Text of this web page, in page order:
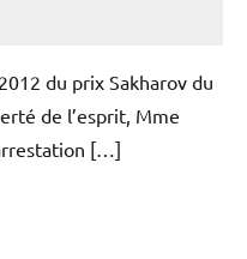
du prix Sakharov du
de l’esprit, Mme
[…]